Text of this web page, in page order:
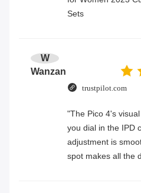
Sets
W
Wanzan
trustpilot.com
"The Pico 4's
you dial in the IPD
adjustment is
spot makes all the